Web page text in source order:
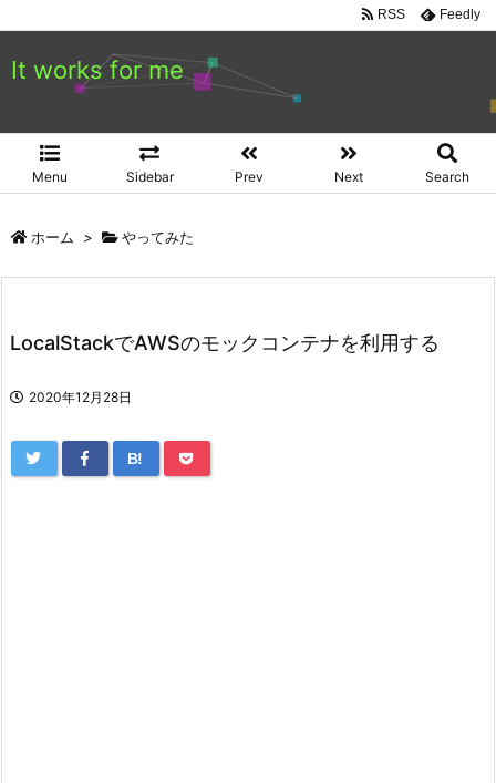
It works for me
Menu Sidebar Prev Next Search
RSS Feedly
ホーム > やってみた
LocalStackでAWSのモックコンテナを利用する
2020年12月28日
B!